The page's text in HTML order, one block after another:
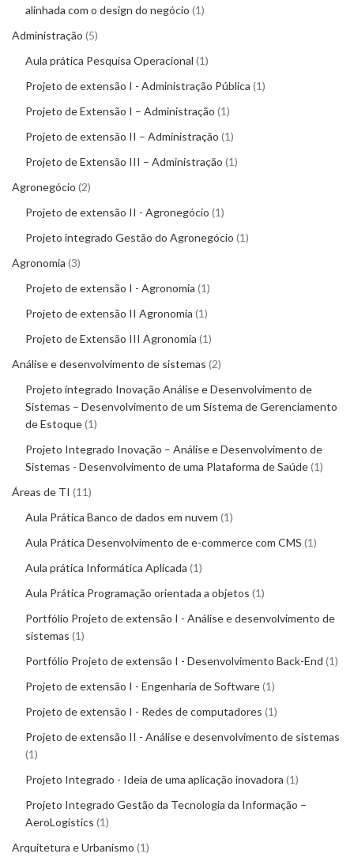
alinhada com o design do negócio 1
Administração 5
Aula prática Pesquisa Operacional 1
Projeto de extensão I - Administração Pública 1
Projeto de Extensão I – Administração 1
Projeto de extensão II – Administração 1
Projeto de Extensão III – Administração 1
Agronegócio 2
Projeto de extensão II - Agronegócio 1
Projeto integrado Gestão do Agronegócio 1
Agronomia 3
Projeto de extensão I - Agronomia 1
Projeto de extensão II Agronomia 1
Projeto de Extensão III Agronomia 1
Análise e desenvolvimento de sistemas 2
Projeto integrado Inovação Análise e Desenvolvimento de
Sistemas – Desenvolvimento de um Sistema de Gerenciamento
de Estoque 1
Projeto Integrado Inovação – Análise e Desenvolvimento de
Sistemas - Desenvolvimento de uma Plataforma de Saúde 1
Áreas de TI 11
Aula Prática Banco de dados em nuvem 1
Aula Prática Desenvolvimento de e-commerce com CMS 1
Aula prática Informática Aplicada 1
Aula Prática Programação orientada a objetos 1
Portfólio Projeto de extensão I - Análise e desenvolvimento de
sistemas 1
Portfólio Projeto de extensão I - Desenvolvimento Back-End 1
Projeto de extensão I - Engenharia de Software 1
Projeto de extensão I - Redes de computadores 1
Projeto de extensão II - Análise e desenvolvimento de sistemas
1
Projeto Integrado - Ideia de uma aplicação inovadora 1
Projeto Integrado Gestão da Tecnologia da Informação –
AeroLogistics 1
Arquitetura e Urbanismo 1